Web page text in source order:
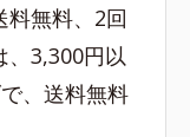
料無料、2回
、3,300円以
、送料無料